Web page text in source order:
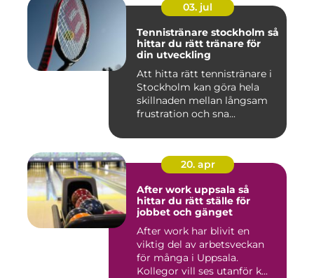
03. jul
Tennistränare stockholm så
hittar du rätt tränare för
din utveckling
Att hitta rätt tennistränare i
Stockholm kan göra hela
skillnaden mellan långsam
frustration och sna...
20. apr
After work uppsala så
hittar du rätt ställe för
jobbet och gänget
After work har blivit en
viktig del av arbetsveckan
för många i Uppsala.
Kollegor vill ses utanför k...